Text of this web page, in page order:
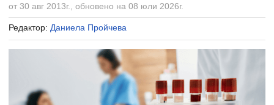
от 30 авг 2013г., обновено на 08 юли 2026г.
Редактор: Даниела Пройчева